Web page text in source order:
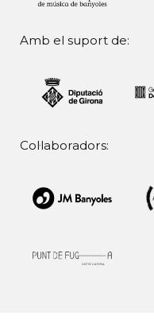
Amb el suport de:
Col·laboradors: